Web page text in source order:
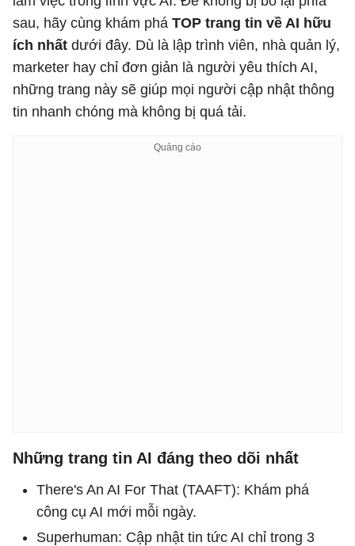
sau, hãy cùng khám phá TOP trang tin về AI hữu
ích nhất dưới đây. Dù là lập trình viên, nhà quản lý,
marketer hay chỉ đơn giản là người yêu thích AI,
những trang này sẽ giúp mọi người cập nhật thông
tin nhanh chóng mà không bị quá tải.
Những trang tin AI đáng theo dõi nhất
There's An AI For That (TAAFT): Khám phá
công cụ AI mới mỗi ngày.
Superhuman: Cập nhật tin tức AI chỉ trong 3